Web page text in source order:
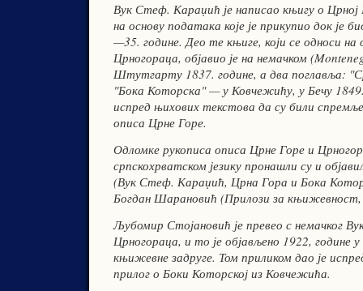
Вук Стеф. Караџић је написао књигу о Црној
на основу података које је прикупио док је
—35. године. Део те књиге, који се односи на
Црногораца, објавио је на немачком
Штутгарту 1837. године, а два поглавља:
"Бока Которска" — у Ковчежићу, у Бечу
испред њихових текстова да су били
описа Црне Горе.
Одломке рукописа описа Црне Горе и
српскохрватском језику пронашли су и
(Вук Стеф. Караџић, Црна Гора и Бока
Богдан Шарановић (Прилози за књижевност,
Љубомир Стојановић је превео с немачког
Црногораца, и то је објављено 1922, године
књижевне задруге. Том приликом дао је
прилог о Боки Которској из Ковчежића.